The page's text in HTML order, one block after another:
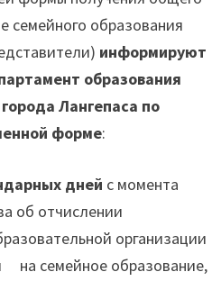
семейного образования
информируют
образования
Лангепаса по
форме:
дней с момента
об отчислении
организации
на семейное образование,